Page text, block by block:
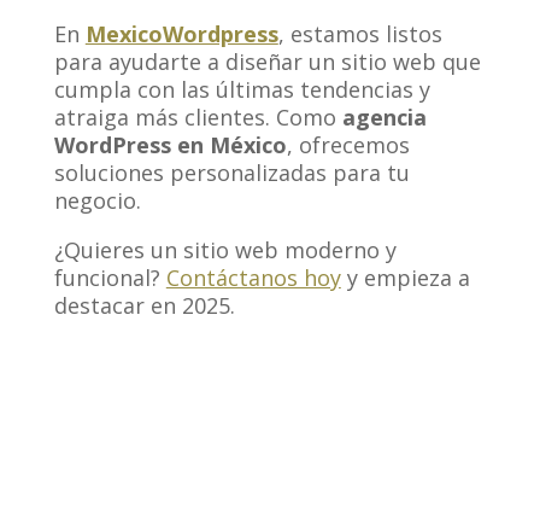
En MexicoWordpress, estamos listos
para ayudarte a diseñar un sitio web que
cumpla con las últimas tendencias y
atraiga más clientes. Como agencia
WordPress en México, ofrecemos
soluciones personalizadas para tu
negocio.
¿Quieres un sitio web moderno y
funcional? Contáctanos hoyy empieza a
destacar en 2025.